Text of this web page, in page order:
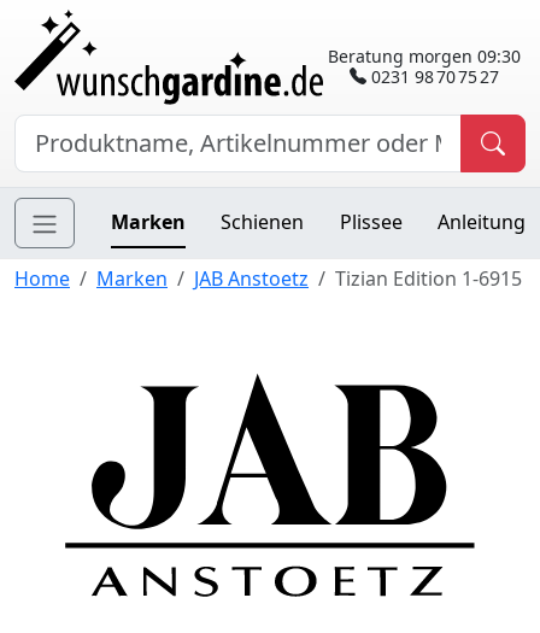
Beratung morgen 09:30
0231 98 70 75 27
Marken Schienen Plissee Anleitung
Home Marken JAB Anstoetz Tizian Edition 1-6915